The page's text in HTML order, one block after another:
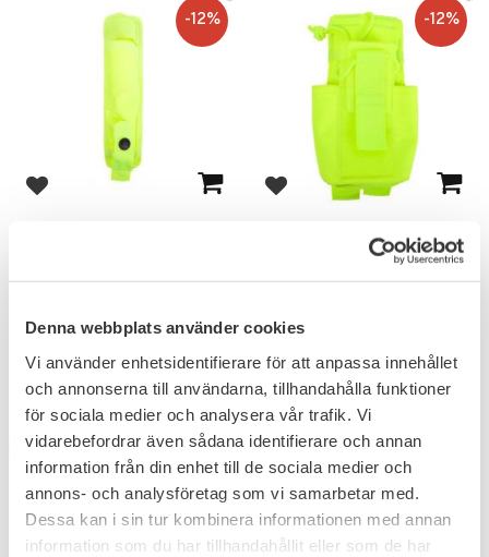
Denna webbplats använder cookies
Vi använder enhetsidentifierare för att anpassa innehållet
och annonserna till användarna, tillhandahålla funktioner
för sociala medier och analysera vår trafik. Vi
vidarebefordrar även sådana identifierare och annan
information från din enhet till de sociala medier och
annons- och analysföretag som vi samarbetar med.
Dessa kan i sin tur kombinera informationen med annan
information som du har tillhandahållit eller som de har
Add to favorites
Passar de flesta
260KR
12%
Add to favorites
Snigel Radio Pouch -15
281KR
12%
12 %
FAVORITE FAVORITE